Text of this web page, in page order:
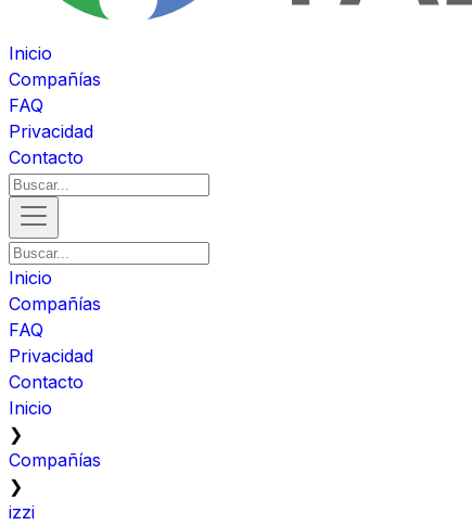
Inicio
Compañías
FAQ
Privacidad
Contacto
Inicio
Compañías
FAQ
Privacidad
Contacto
Inicio
❯
Compañías
❯
izzi